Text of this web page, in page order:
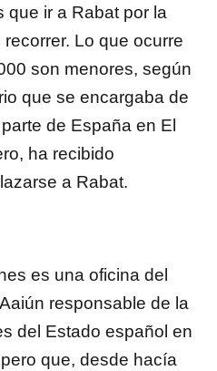
que ir a Rabat por la
Lo que ocurre
son menores, según
que se encargaba de
de España en El
ha recibido
a Rabat.
es una oficina del
responsable de la
del Estado español en
que, desde hacía